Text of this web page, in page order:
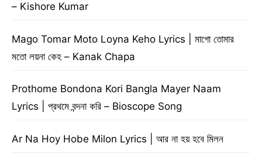
– Kishore Kumar
Mago Tomar Moto Loyna Keho Lyrics | মাগো তোমার
মতো লয়না কেহ – Kanak Chapa
Prothome Bondona Kori Bangla Mayer Naam
Lyrics | প্রথমে বন্দনা করি – Bioscope Song
Ar Na Hoy Hobe Milon Lyrics | আর না হয় হবে মিলন